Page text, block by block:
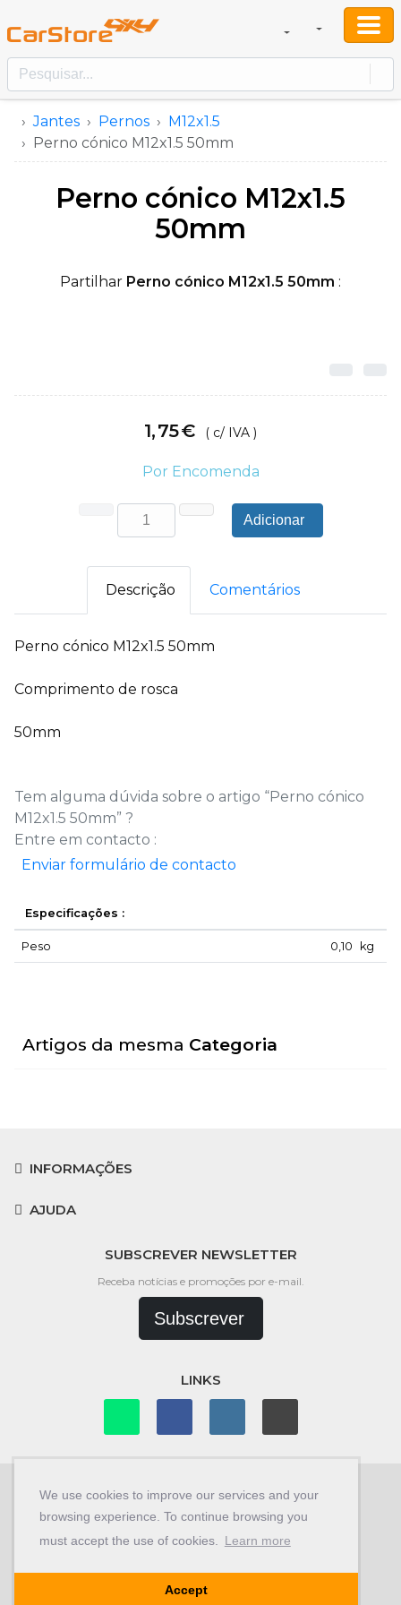
We use cookies to improve our services and your
browsing experience. To continue browsing you
must accept the use of cookies.
Learn more
Accept
Jantes Pernos
M12x1.5
Perno cónico M12x1.5 50mm
Perno cónico M12x1.5
50mm
Partilhar Perno cónico M12x1.5 50mm :
1,75€ ( c/ IVA )
Por Encomenda
Adicionar
Descrição Comentários
Perno cónico M12x1.5 50mm
Comprimento de rosca
50mm
Tem alguma dúvida sobre o artigo “Perno cónico
M12x1.5 50mm” ?
Entre em contacto :
Enviar formulário de contacto
Especificações :
Peso 0,10 kg
Artigos da mesma Categoria
INFORMAÇÕES
AJUDA
SUBSCREVER NEWSLETTER
Receba notícias e promoções por e-mail.
Subscrever
LINKS